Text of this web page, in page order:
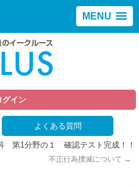
MENU
グイン
よくある質問
第1分野の１ 確認テスト完成！！
不正行為撲滅について →